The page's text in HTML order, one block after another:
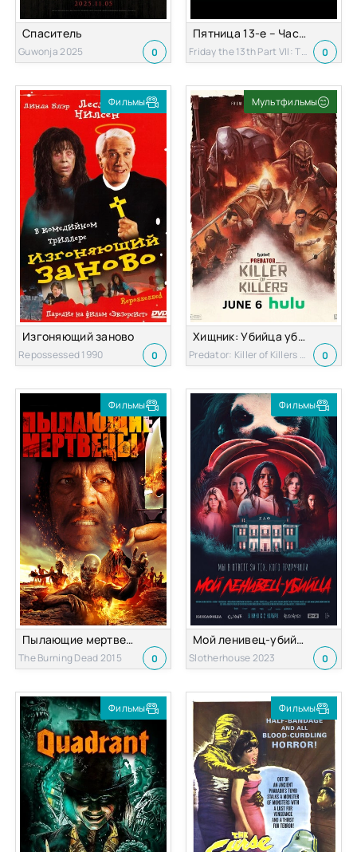
Спаситель
Guwonja 2025 0
Пятница 13-е – Часть 7: Новая кровь
Friday the 13th Part VII: The New Blood 1988 0
Фильмы
Изгоняющий заново
Repossessed 1990 0
Мультфильмы
Хищник: Убийца убийц
Predator: Killer of Killers 2025 0
Фильмы
Пылающие мертвецы
The Burning Dead 2015 0
Фильмы
Мой ленивец-убийца
Slotherhouse 2023 0
Фильмы Фильмы